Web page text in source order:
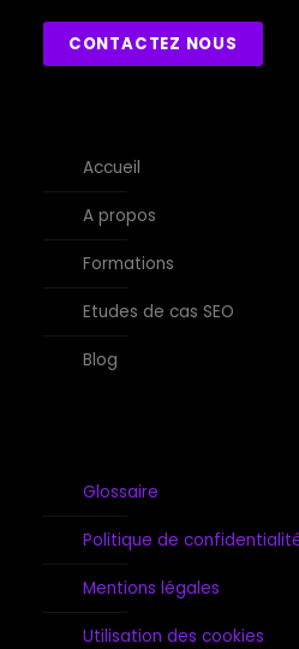
CONTACTEZ NOUS
Accueil
A propos
Formations
Etudes de cas SEO
Blog
Glossaire
Politique de
Mentions légales
Utilisation des cookies